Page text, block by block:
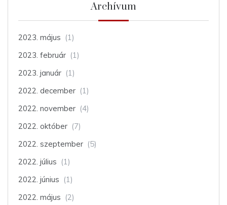
Archívum
2023. május (1)
2023. február (1)
2023. január (1)
2022. december (1)
2022. november (4)
2022. október (7)
2022. szeptember (5)
2022. július (1)
2022. június (1)
2022. május (2)